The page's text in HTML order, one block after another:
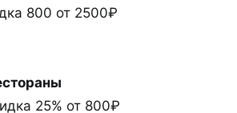
800 от 2500₽
25% от 800₽